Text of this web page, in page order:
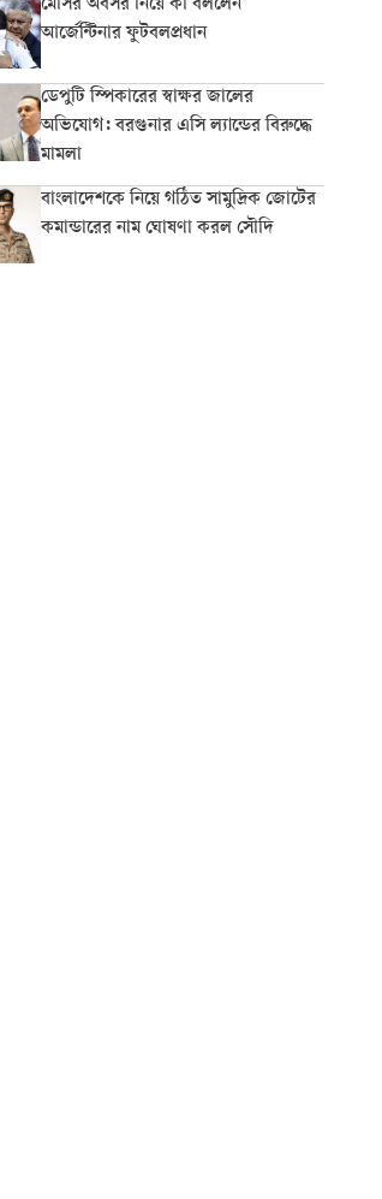
মেসির অবসর নিয়ে কী বললেন
আর্জেন্টিনার ফুটবলপ্রধান
ডেপুটি স্পিকারের স্বাক্ষর জালের
অভিযোগ: বরগুনার এসি ল্যান্ডের বিরুদ্ধে
মামলা
বাংলাদেশকে নিয়ে গঠিত সামুদ্রিক জোটের
কমান্ডারের নাম ঘোষণা করল সৌদি